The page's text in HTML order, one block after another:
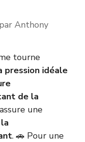
par Anthony
tourne
pression idéale
de la
une
. 🚗 Pour une